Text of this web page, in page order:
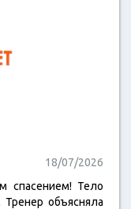
18/07/2026
спасением! Тело
Тренер объясняла